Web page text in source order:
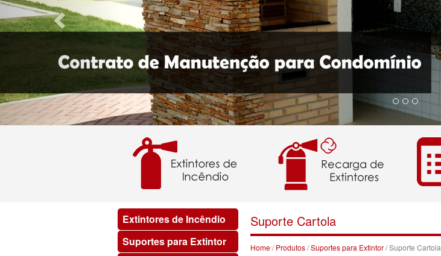
Extintores de Incêndio
Suportes para Extintor
Suporte Cartola
Home/Produtos/Suportes para Extintor/ Suporte Cartola